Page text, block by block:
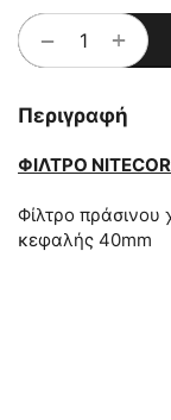
+
−
Περιγραφή
ΦΙΛΤΡΟ
Φίλτρο πράσινου
κεφαλής 40mm